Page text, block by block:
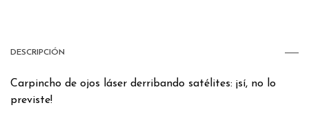
DESCRIPCIÓN
Carpincho de ojos láser derribando satélites: ¡sí, no lo
previste!